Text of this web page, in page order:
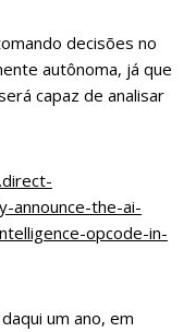
decisões no
autônoma, já que
capaz de analisar
announce-the-ai-
opcode-in-
um ano, em